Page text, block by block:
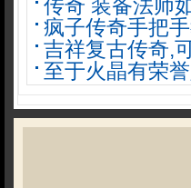
传奇 装备法师
疯子传奇手把
吉祥复古传奇,
至于火晶有荣